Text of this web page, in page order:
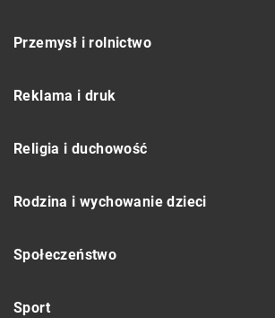
Przemysł i rolnictwo
Reklama i druk
Religia i duchowość
Rodzina i wychowanie dzieci
Społeczeństwo
Sport